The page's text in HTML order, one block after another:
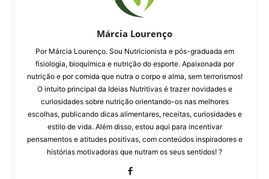
Márcia Lourenço
Por Márcia Lourenço. Sou Nutricionista e pós-graduada em
fisiologia, bioquímica e nutrição do esporte. Apaixonada por
nutrição e por comida que nutra o corpo e alma, sem terrorismos!
O intuito principal da Ideias Nutritivas é trazer novidades e
curiosidades sobre nutrição orientando-os nas melhores
escolhas, publicando dicas alimentares, receitas, curiosidades e
estilo de vida. Além disso, estou aqui para incentivar
pensamentos e atitudes positivas, com conteúdos inspiradores e
histórias motivadoras que nutram os seus sentidos! ?